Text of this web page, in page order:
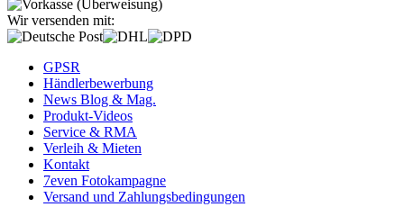
Wir versenden mit:
GPSR
Händlerbewerbung
News Blog & Mag.
Produkt-Videos
Service & RMA
Verleih & Mieten
Kontakt
7even Fotokampagne
Versand und Zahlungsbedingungen